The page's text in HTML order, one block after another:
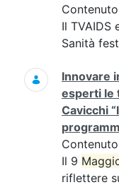
Il TVAIDS
Sanità
Innovare
esperti le
Cavicchi
Il 9
riflettere